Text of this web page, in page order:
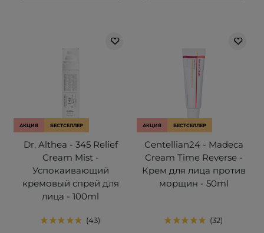
АКЦИЯ БЕСТСЕЛЛЕР
Dr. Althea - 345 Relief
Cream Mist -
Успокаивающий
кремовый спрей для
лица - 100ml
43
АКЦИЯ БЕСТСЕЛЛЕР
Centellian24 - Madeca
Cream Time Reverse -
Крем для лица против
морщин - 50ml
32